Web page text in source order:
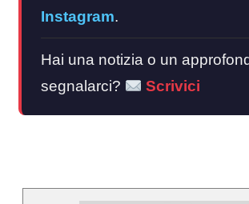
Instagram.
Hai una notizia o un
segnalarci?
Scrivici